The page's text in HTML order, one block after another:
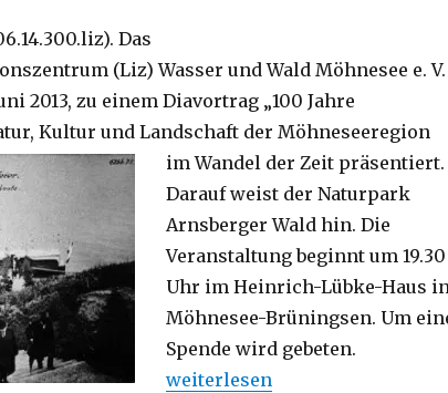
Das
(Liz) Wasser und Wald Möhnesee e. V.
2013, zu einem Diavortrag „100 Jahre
Kultur und Landschaft der Möhneseeregion
im Wandel der Zeit präsentiert.
Darauf weist der Naturpark
Arnsberger Wald hin. Die
Veranstaltung beginnt um 19.30
Uhr im Heinrich-Lübke-Haus
Möhnesee-Brüningsen. Um
Spende wird gebeten.
„100 Jahre Möhnesee
weiterlesen